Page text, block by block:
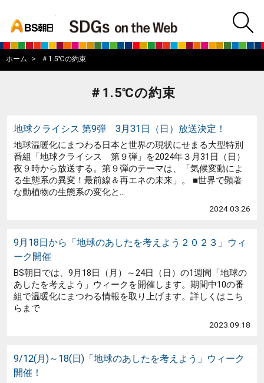
BS朝日SDGs
ホーム ＃1.5℃の約束
＃1.5℃の約束
地球クライシス 第9弾 3月31日（日）放送決定！
地球温暖化にまつわる日本と世界の現状にせまる大型特別
番組「地球クライシス 第９弾」を2024年３月31日（日）
夜９時から放送する。第９弾のテーマは、「気候変動によ
る生態系の異変！最前線＆再エネの未来」。 ■世界で顕著
な動植物の生態系の変化と...
2024.03.26
9月18日から「地球のあしたを考えよう２０２３」ウィ
ーク開催
BS朝日では、9月18日（月）～24日（日）の1週間「地球の
あしたを考えよう」ウィークを開催します。期間中10の番
組で温暖化にまつわる情報を取り上げます。詳しくはこち
らまで
2023.09.18
9/12(月)～18(日)「地球のあしたを考えよう」ウィーク
開催！